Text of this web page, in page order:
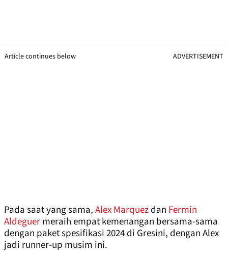
Article continues below ADVERTISEMENT
Pada saat yang sama,Alex Marquezdan Fermin
Aldeguermeraih empat kemenangan bersama-sama
dengan paket spesifikasi 2024 di Gresini, dengan Alex
jadi runner-up musim ini.